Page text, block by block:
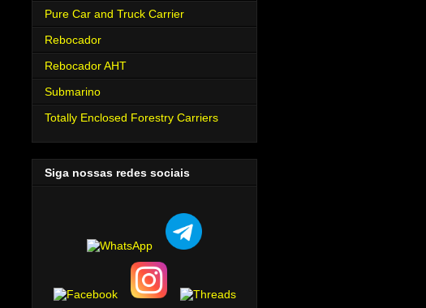
Pure Car and Truck Carrier
Rebocador
Rebocador AHT
Submarino
Totally Enclosed Forestry Carriers
Siga nossas redes sociais